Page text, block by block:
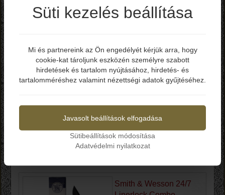
Bruttó ár: 14.990 Ft
-Penge vastagság: 2.5 mm
-Penge anyag: 440
-Markolat: Csúszásmentes műanyag
Smith & Wesson 24/7
Elmúltál már 18 éves?
Süti kezelés beállítása
Mi és partnereink az Ön engedélyét kérjük arra, hogy
cookie-kat tároljunk eszközén személyre szabott
hirdetések és tartalom nyújtásához, hirdetés- és
tartalomméréshez valamint nézettségi adatok gyűjtéséhez.
Javasolt beállítások elfogadása
Sütibeállítások módosítása
Adatvédelmi nyilatkozat